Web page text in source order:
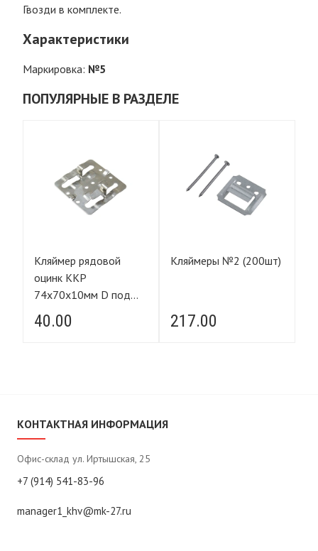
Гвозди в комплекте.
Характеристики
Маркировка: №5
ПОПУЛЯРНЫЕ В РАЗДЕЛЕ
Кляймер рядовой
оцинк ККР
74х70х10мм D под
керамогранит
40.00
Кляймеры №2 (200шт)
217.00
КОНТАКТНАЯ ИНФОРМАЦИЯ
Офис-склад ул. Иртышская, 25
+7 (914) 541-83-96
manager1_khv@mk-27.ru